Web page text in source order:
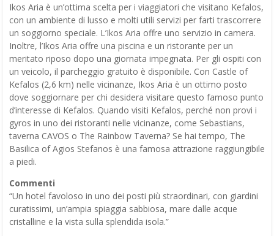
Ikos Aria è un’ottima scelta per i viaggiatori che visitano Kefalos,
con un ambiente di lusso e molti utili servizi per farti trascorrere
un soggiorno speciale. L’Ikos Aria offre uno servizio in camera.
Inoltre, l’Ikos Aria offre una piscina e un ristorante per un
meritato riposo dopo una giornata impegnata. Per gli ospiti con
un veicolo, il parcheggio gratuito è disponibile. Con Castle of
Kefalos (2,6 km) nelle vicinanze, Ikos Aria è un ottimo posto
dove soggiornare per chi desidera visitare questo famoso punto
d’interesse di Kefalos. Quando visiti Kefalos, perché non provi i
gyros in uno dei ristoranti nelle vicinanze, come Sebastians,
taverna CAVOS o The Rainbow Taverna? Se hai tempo, The
Basilica of Agios Stefanos è una famosa attrazione raggiungibile
a piedi.
Commenti
“Un hotel favoloso in uno dei posti più straordinari, con giardini
curatissimi, un’ampia spiaggia sabbiosa, mare dalle acque
cristalline e la vista sulla splendida isola.”